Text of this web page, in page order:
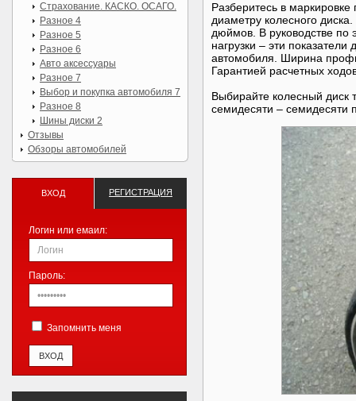
Разберитесь в
диаметру колесного
дюймов. В руководстве по
нагрузки – эти
автомобиля. Ширина
Гарантией расчетных
Выбирайте колесный диск
семидесяти –
Страхование. КАСКО. ОСАГО.
Разное 4
Разное 5
Разное 6
Авто аксессуары
Разное 7
Выбор и покупка автомобиля 7
Разное 8
Шины диски 2
Отзывы
Обзоры автомобилей
ВХОД РЕГИСТРАЦИЯ
Логин или емаил:
Пароль:
Запомнить меня